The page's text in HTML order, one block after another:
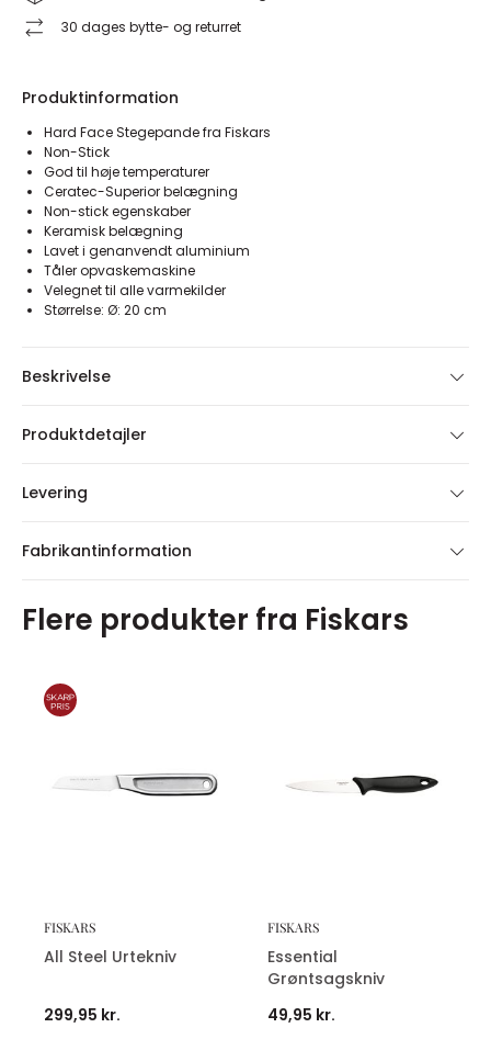
30 dages bytte- og returret
Produktinformation
Hard Face Stegepande fra Fiskars
Non-Stick
God til høje temperaturer
Ceratec-Superior belægning
Non-stick egenskaber
Keramisk belægning
Lavet i genanvendt aluminium
Tåler opvaskemaskine
Velegnet til alle varmekilder
Størrelse: Ø: 20 cm
Beskrivelse
Produktdetajler
Levering
Fabrikantinformation
Flere produkter fra Fiskars
FISKARS
All Steel Urtekniv
299,95 kr.
FISKARS
Essential
Grøntsagskniv
49,95 kr.